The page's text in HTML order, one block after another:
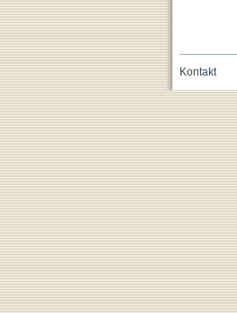
Kontakt